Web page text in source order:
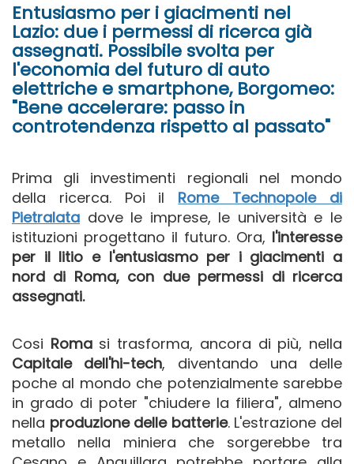
Entusiasmo per i giacimenti nel
Lazio: due i permessi di ricerca già
assegnati. Possibile svolta per
l'economia del futuro di auto
elettriche e smartphone, Borgomeo:
"Bene accelerare: passo in
controtendenza rispetto al passato"
Prima gli investimenti regionali nel mondo
della ricerca. Poi il Rome Technopole di
Pietralata dove le imprese, le università e le
istituzioni progettano il futuro. Ora, l'interesse
per il litio e l'entusiasmo per i giacimenti a
nord di Roma, con due permessi di ricerca
assegnati.
Cosi Romasi trasforma, ancora di più, nella
Capitale dell'hi-tech, diventando una delle
poche al mondo che potenzialmente sarebbe
in grado di poter "chiudere la filiera", almeno
nella produzione delle batterie. L'estrazione del
metallo nella miniera che sorgerebbe tra